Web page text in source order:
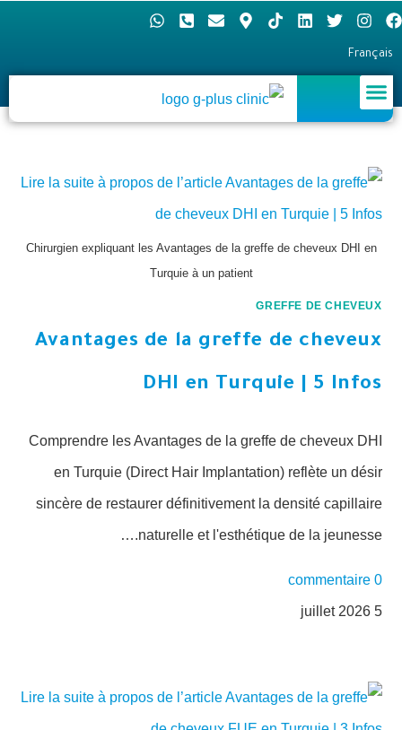
Français
Chirurgien expliquant les Avantages de la greffe de cheveux DHI en
Turquie à un patient
GREFFE DE CHEVEUX
Avantages de la greffe de cheveux
DHI en Turquie | 5 Infos
Comprendre les Avantages de la greffe de cheveux DHI
en Turquie (Direct Hair Implantation) reflète un désir
sincère de restaurer définitivement la densité capillaire
naturelle et l'esthétique de la jeunesse.…
0 commentaire
5 juillet 2026